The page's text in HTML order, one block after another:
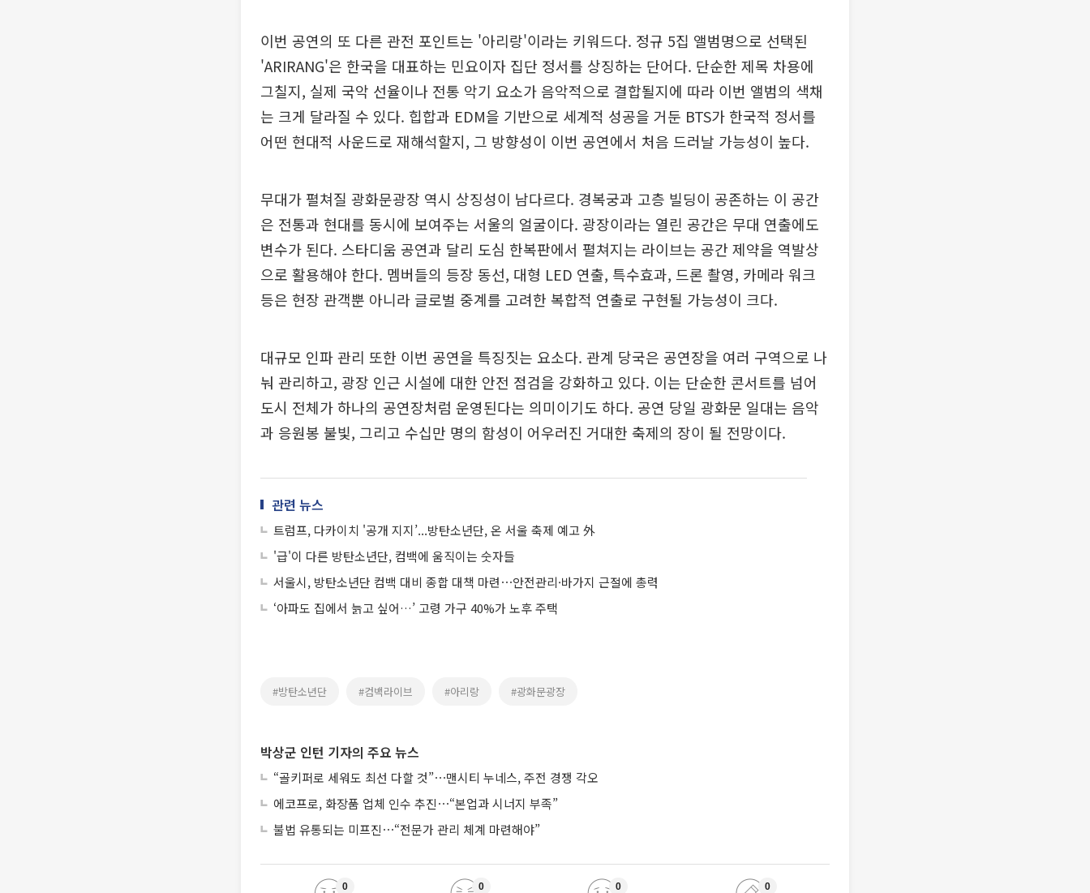
이번 공연의 또 다른 관전 포인트는 '아리랑'이라는 키워드다. 정규 5집 앨범명으로 선택된
'ARIRANG'은 한국을 대표하는 민요이자 집단 정서를 상징하는 단어다. 단순한 제목 차용에
그칠지, 실제 국악 선율이나 전통 악기 요소가 음악적으로 결합될지에 따라 이번 앨범의 색채
는 크게 달라질 수 있다. 힙합과 EDM을 기반으로 세계적 성공을 거둔 BTS가 한국적 정서를
어떤 현대적 사운드로 재해석할지, 그 방향성이 이번 공연에서 처음 드러날 가능성이 높다.
무대가 펼쳐질 광화문광장 역시 상징성이 남다르다. 경복궁과 고층 빌딩이 공존하는 이 공간
은 전통과 현대를 동시에 보여주는 서울의 얼굴이다. 광장이라는 열린 공간은 무대 연출에도
변수가 된다. 스타디움 공연과 달리 도심 한복판에서 펼쳐지는 라이브는 공간 제약을 역발상
으로 활용해야 한다. 멤버들의 등장 동선, 대형 LED 연출, 특수효과, 드론 촬영, 카메라 워크
등은 현장 관객뿐 아니라 글로벌 중계를 고려한 복합적 연출로 구현될 가능성이 크다.
대규모 인파 관리 또한 이번 공연을 특징짓는 요소다. 관계 당국은 공연장을 여러 구역으로 나
눠 관리하고, 광장 인근 시설에 대한 안전 점검을 강화하고 있다. 이는 단순한 콘서트를 넘어
도시 전체가 하나의 공연장처럼 운영된다는 의미이기도 하다. 공연 당일 광화문 일대는 음악
과 응원봉 불빛, 그리고 수십만 명의 함성이 어우러진 거대한 축제의 장이 될 전망이다.
관련 뉴스
트럼프, 다카이치 '공개 지지’...방탄소년단, 온 서울 축제 예고 外
'급'이 다른 방탄소년단, 컴백에 움직이는 숫자들
서울시, 방탄소년단 컴백 대비 종합 대책 마련⋯안전관리·바가지 근절에 총력
‘아파도 집에서 늙고 싶어…’ 고령 가구 40%가 노후 주택
#방탄소년단 #컴백라이브 #아리랑 #광화문광장
박상군 인턴 기자의 주요 뉴스
“골키퍼로 세워도 최선 다할 것”⋯맨시티 누네스, 주전 경쟁 각오
에코프로, 화장품 업체 인수 추진⋯“본업과 시너지 부족”
불법 유통되는 미프진⋯“전문가 관리 체계 마련해야”
0 0 0 0